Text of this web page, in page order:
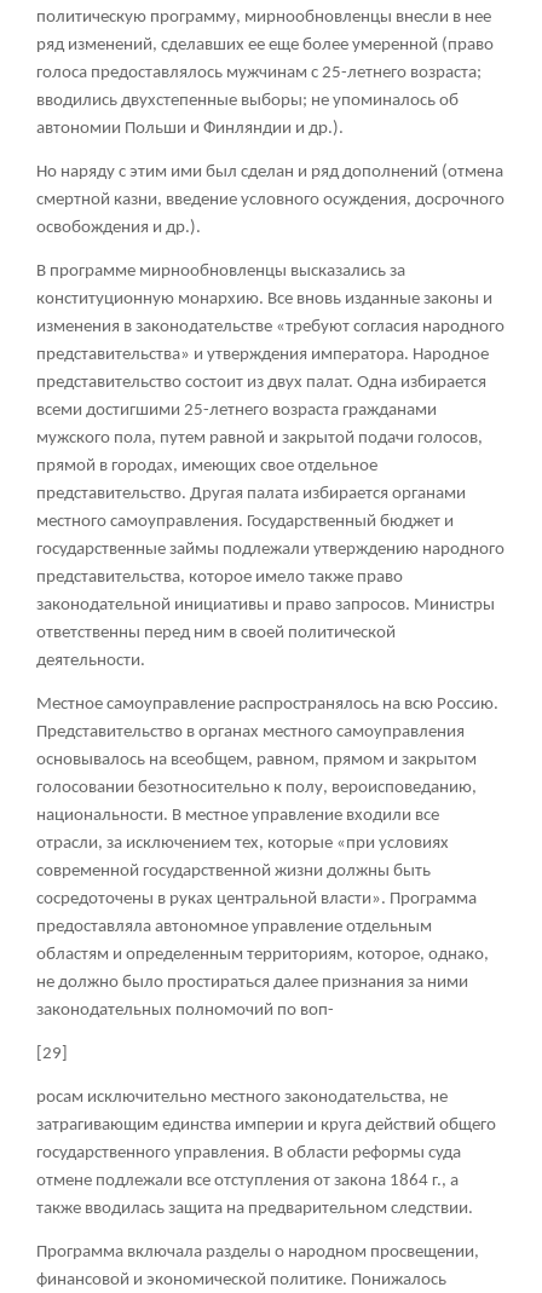
политическую программу, мирнообновленцы внесли в нее
ряд изменений, сделавших ее еще более умеренной (право
голоса предоставлялось мужчинам с 25-летнего возраста;
вводились двухстепенные выборы; не упоминалось об
автономии Польши и Финляндии и др.).
Но наряду с этим ими был сделан и ряд дополнений (отмена
смертной казни, введение условного осуждения, досрочного
освобождения и др.).
В программе мирнообновленцы высказались за
конституционную монархию. Все вновь изданные законы и
изменения в законодательстве «требуют согласия народного
представительства» и утверждения императора. Народное
представительство состоит из двух палат. Одна избирается
всеми достигшими 25-летнего возраста гражданами
мужского пола, путем равной и закрытой подачи голосов,
прямой в городах, имеющих свое отдельное
представительство. Другая палата избирается органами
местного самоуправления. Государственный бюджет и
государственные займы подлежали утверждению народного
представительства, которое имело также право
законодательной инициативы и право запросов. Министры
ответственны перед ним в своей политической
деятельности.
Местное самоуправление распространялось на всю Россию.
Представительство в органах местного самоуправления
основывалось на всеобщем, равном, прямом и закрытом
голосовании безотносительно к полу, вероисповеданию,
национальности. В местное управление входили все
отрасли, за исключением тех, которые «при условиях
современной государственной жизни должны быть
сосредоточены в руках центральной власти». Программа
предоставляла автономное управление отдельным
областям и определенным территориям, которое, однако,
не должно было простираться далее признания за ними
законодательных полномочий по воп-
[29]
росам исключительно местного законодательства, не
затрагивающим единства империи и круга действий общего
государственного управления. В области реформы суда
отмене подлежали все отступления от закона 1864 г., а
также вводилась защита на предварительном следствии.
Программа включала разделы о народном просвещении,
финансовой и экономической политике. Понижалось